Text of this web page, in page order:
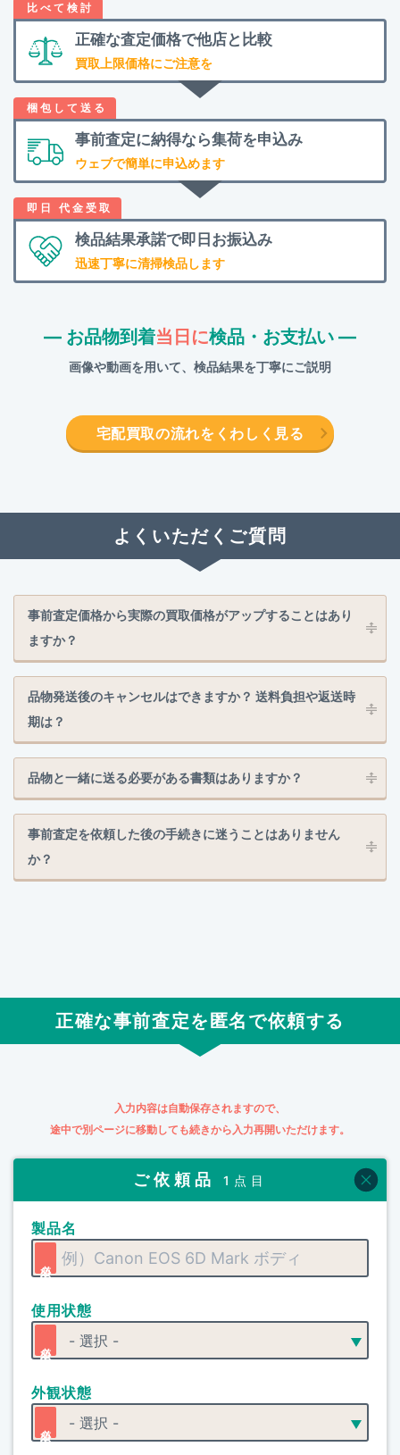
正確な査定価格で他店と比較
買取上限価格にご注意を
事前査定に納得なら集荷を申込み
ウェブで簡単に申込めます
検品結果承諾で即日お振込み
迅速丁寧に清掃検品します
― お品物到着当日に検品・お支払い ―
画像や動画を用いて、検品結果を丁寧にご説明
宅配買取の流れをくわしく見る
よくいただくご質問
事前査定価格から実際の買取価格がアップすることはあり
ますか？
品物発送後のキャンセルはできますか？ 送料負担や返送時
期は？
品物と一緒に送る必要がある書類はありますか？
事前査定を依頼した後の手続きに迷うことはありません
か？
正確な事前査定を匿名で依頼する
入力内容は自動保存されますので、
途中で別ページに移動しても続きから入力再開いただけます。
ご依頼品 1点目
製品名
使用状態
外観状態